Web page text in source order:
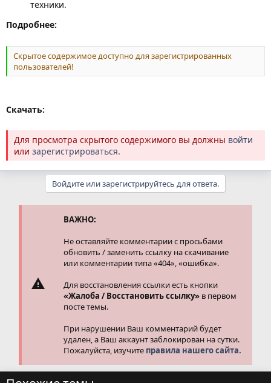
техники.
Подробнее:
Скрытое содержимое доступно для зарегистрированных
пользователей!
Скачать:
Для просмотра скрытого содержимого вы должны войти
или зарегистрироваться.
Войдите или зарегистрируйтесь для ответа.
ВАЖНО:
Не оставляйте комментарии с просьбами
обновить / заменить ссылку на скачивание
или комментарии типа «404», «ошибка».
Для восстановления ссылки есть кнопки
«Жалоба / Восстановить ссылку» в первом
посте темы.
При нарушении Ваш комментарий будет
удален, а Ваш аккаунт заблокирован на сутки.
Пожалуйста, изучите правила нашего сайта.